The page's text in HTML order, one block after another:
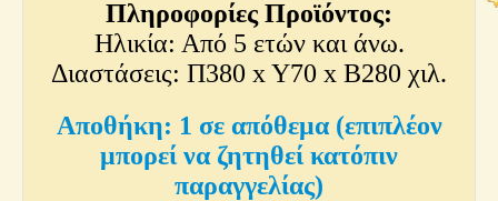
Πληροφορίες Προϊόντος:
Ηλικία: Από 5 ετών και άνω.
Διαστάσεις: Π380 x Y70 x Β280 χιλ.
1 σε απόθεμα (επιπλέον
μπορεί να ζητηθεί κατόπιν
παραγγελίας)